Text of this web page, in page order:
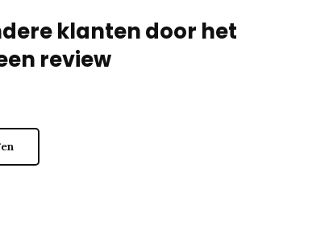
klanten door het
review